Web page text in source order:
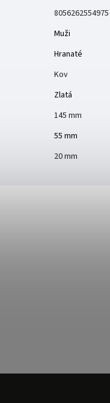
8056262554975
Muži
Hranaté
Kov
Zlatá
145 mm
55 mm
20 mm